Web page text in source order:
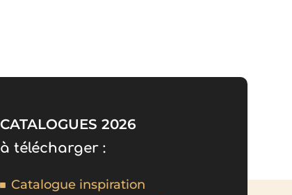
CATALOGUES 2026
à télécharger :
Catalogue inspiration